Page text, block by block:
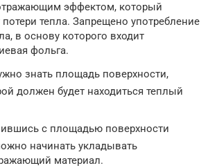
эффектом, который
тепла. Запрещено употребление
в основу которого входит
фольга.
знать площадь поверхности,
должен будет находиться теплый
с площадью поверхности
начинать укладывать
материал.